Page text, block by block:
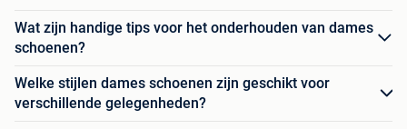
Wat zijn handige tips voor het onderhouden van dames
schoenen?
Welke stijlen dames schoenen zijn geschikt voor
verschillende gelegenheden?